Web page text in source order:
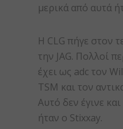
μερικά από αυτά
Η CLG πήγε στον
την JAG. Πολλοί
έχει ως adc τον
TSM και τον
Αυτό δεν έγινε
ήταν ο Stixxay.